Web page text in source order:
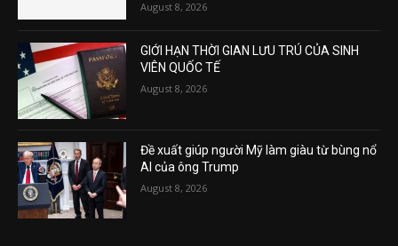
August 8, 2026
GIỚI HẠN THỜI GIAN LƯU TRÚ CỦA SINH
VIÊN QUỐC TẾ
August 8, 2026
Đề xuất giúp người Mỹ làm giàu từ bùng nổ
AI của ông Trump
August 8, 2026